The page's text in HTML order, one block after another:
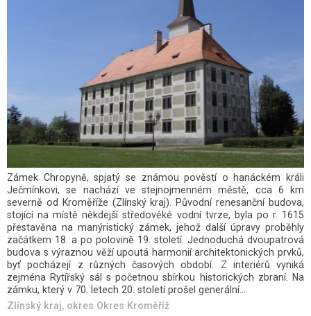
Cimburk (někdy též Nový Cimburk) se řadí k nejvýznamnějším
objektům lucemburské hradní architektury u nás. Zřícenina hradu
se nachází v jihozápadní části vrchoviny Chřiby, ca 4 km východně
od obce Koryčany v okrese Kroměříž ve Zlínském kraji.
Zlínský kraj, okres Okres Kroměříž